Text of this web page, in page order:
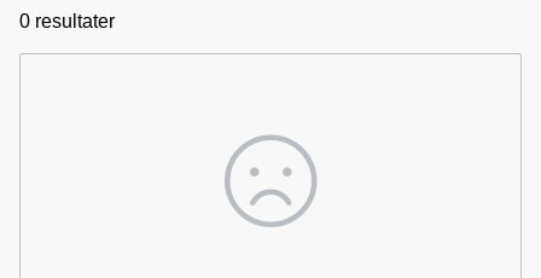
0 resultater